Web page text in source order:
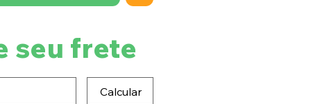
seu frete
Calcular